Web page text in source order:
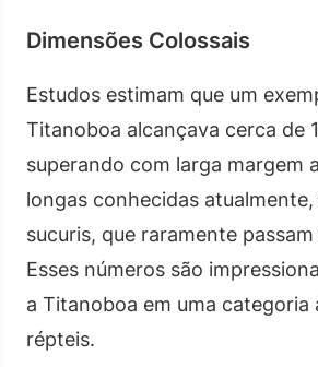
Dimensões Colossais
Estudos estimam que um
Titanoboa alcançava cerca de
superando com larga margem
longas conhecidas
sucuris, que raramente
Esses números são
a Titanoboa em uma
répteis.